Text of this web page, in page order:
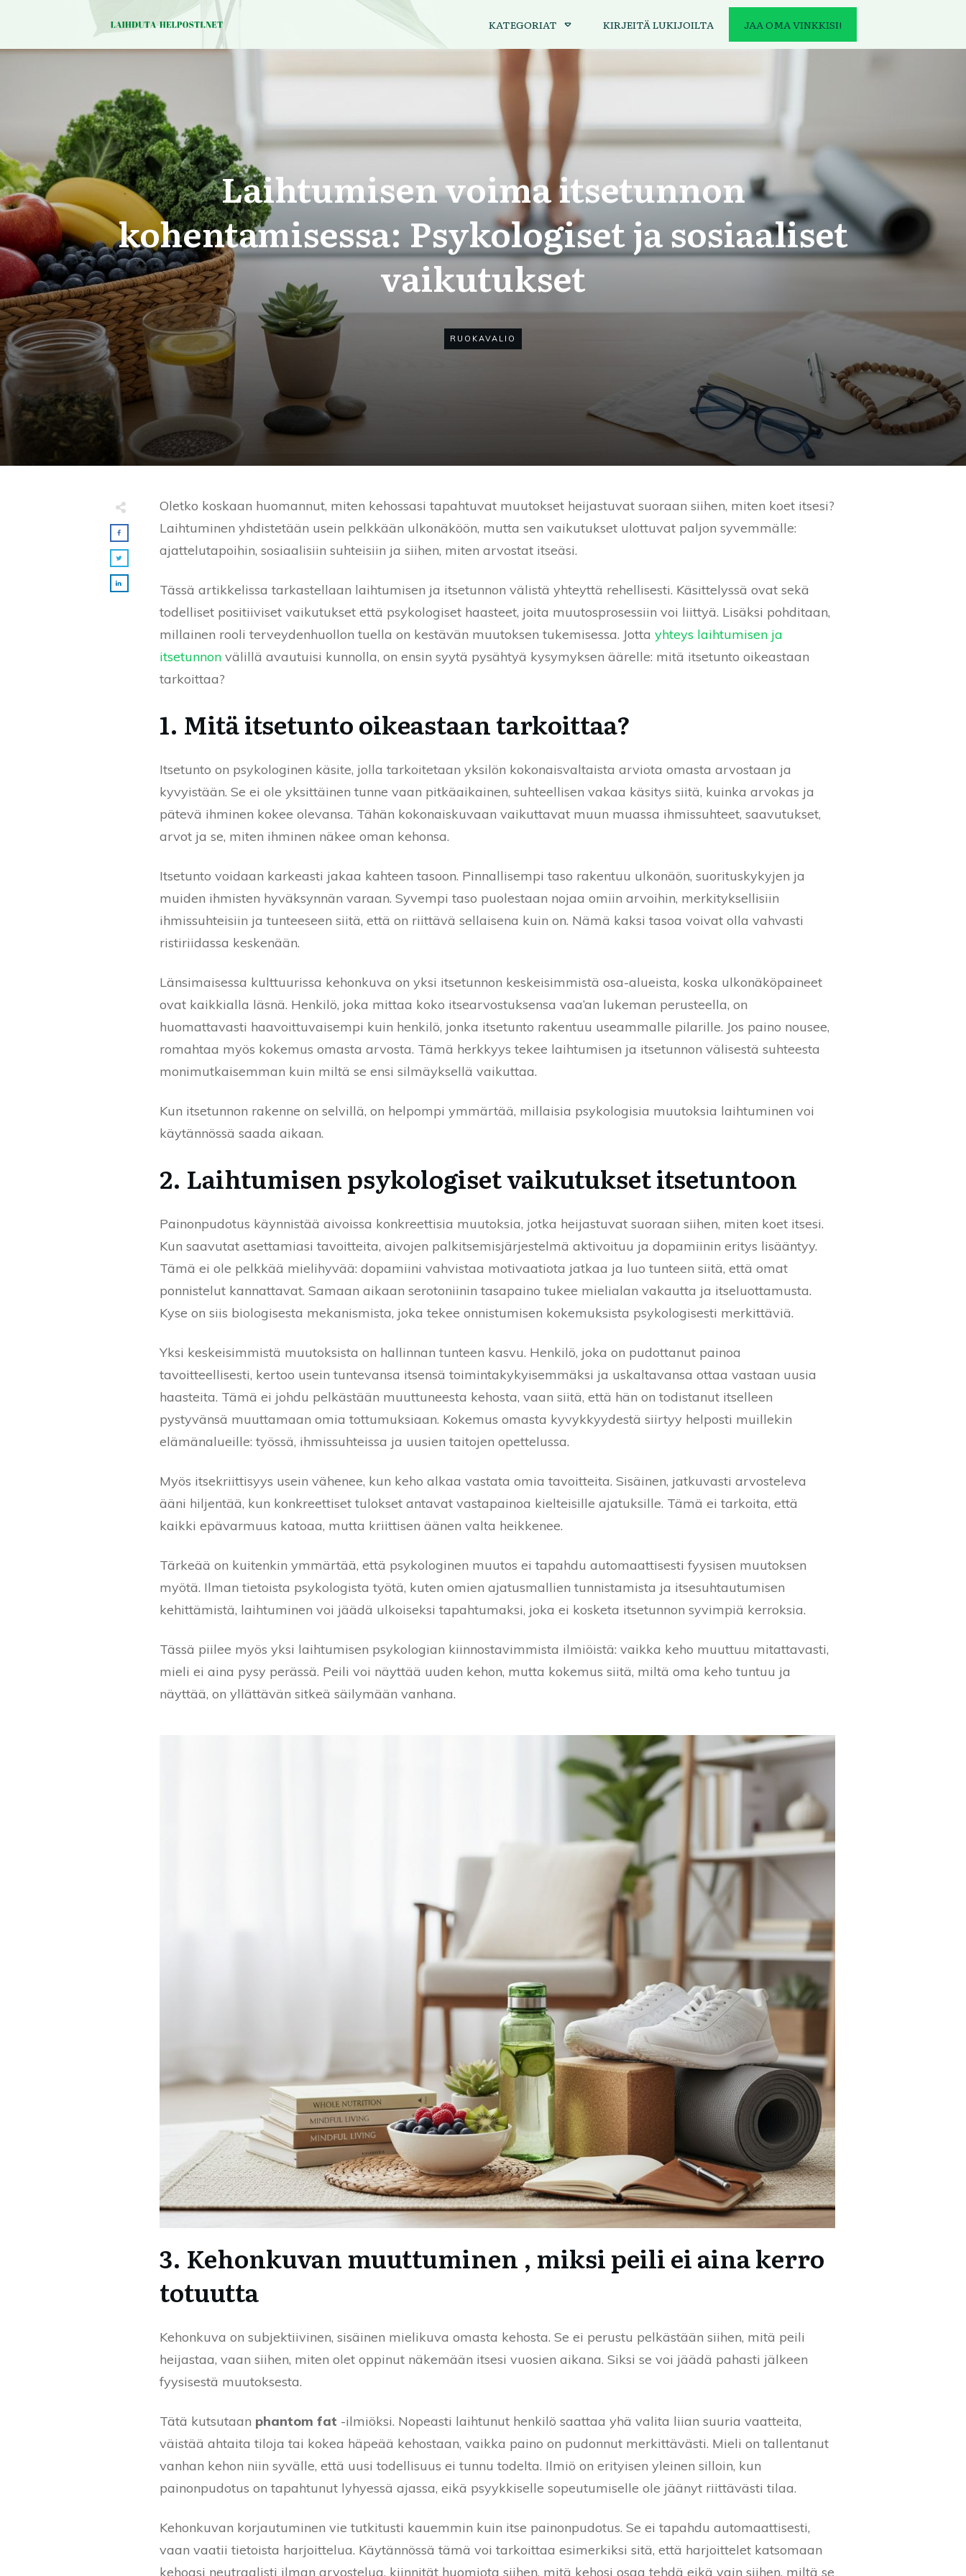
KATEGORIAT KIRJEITÄ LUKIJOILTA JAA OMA VINKKISI!
Laihtumisen voima itsetunnon
kohentamisessa: Psykologiset ja sosiaaliset
vaikutukset
RUOKAVALIO
Oletko koskaan huomannut, miten kehossasi tapahtuvat muutokset heijastuvat suoraan siihen, miten koet itsesi?
Laihtuminen yhdistetään usein pelkkään ulkonäköön, mutta sen vaikutukset ulottuvat paljon syvemmälle:
ajattelutapoihin, sosiaalisiin suhteisiin ja siihen, miten arvostat itseäsi.
Tässä artikkelissa tarkastellaan laihtumisen ja itsetunnon välistä yhteyttä rehellisesti. Käsittelyssä ovat sekä
todelliset positiiviset vaikutukset että psykologiset haasteet, joita muutosprosessiin voi liittyä. Lisäksi pohditaan,
millainen rooli terveydenhuollon tuella on kestävän muutoksen tukemisessa. Jotta yhteys laihtumisen ja
itsetunnon välillä avautuisi kunnolla, on ensin syytä pysähtyä kysymyksen äärelle: mitä itsetunto oikeastaan
tarkoittaa?
1. Mitä itsetunto oikeastaan tarkoittaa?
Itsetunto on psykologinen käsite, jolla tarkoitetaan yksilön kokonaisvaltaista arviota omasta arvostaan ja
kyvyistään. Se ei ole yksittäinen tunne vaan pitkäaikainen, suhteellisen vakaa käsitys siitä, kuinka arvokas ja
pätevä ihminen kokee olevansa. Tähän kokonaiskuvaan vaikuttavat muun muassa ihmissuhteet, saavutukset,
arvot ja se, miten ihminen näkee oman kehonsa.
Itsetunto voidaan karkeasti jakaa kahteen tasoon. Pinnallisempi taso rakentuu ulkonäön, suorituskykyjen ja
muiden ihmisten hyväksynnän varaan. Syvempi taso puolestaan nojaa omiin arvoihin, merkityksellisiin
ihmissuhteisiin ja tunteeseen siitä, että on riittävä sellaisena kuin on. Nämä kaksi tasoa voivat olla vahvasti
ristiriidassa keskenään.
Länsimaisessa kulttuurissa kehonkuva on yksi itsetunnon keskeisimmistä osa-alueista, koska ulkonäköpaineet
ovat kaikkialla läsnä. Henkilö, joka mittaa koko itsearvostuksensa vaa’an lukeman perusteella, on
huomattavasti haavoittuvaisempi kuin henkilö, jonka itsetunto rakentuu useammalle pilarille. Jos paino nousee,
romahtaa myös kokemus omasta arvosta. Tämä herkkyys tekee laihtumisen ja itsetunnon välisestä suhteesta
monimutkaisemman kuin miltä se ensi silmäyksellä vaikuttaa.
Kun itsetunnon rakenne on selvillä, on helpompi ymmärtää, millaisia psykologisia muutoksia laihtuminen voi
käytännössä saada aikaan.
2. Laihtumisen psykologiset vaikutukset itsetuntoon
Painonpudotus käynnistää aivoissa konkreettisia muutoksia, jotka heijastuvat suoraan siihen, miten koet itsesi.
Kun saavutat asettamiasi tavoitteita, aivojen palkitsemisjärjestelmä aktivoituu ja dopamiinin eritys lisääntyy.
Tämä ei ole pelkkää mielihyvää: dopamiini vahvistaa motivaatiota jatkaa ja luo tunteen siitä, että omat
ponnistelut kannattavat. Samaan aikaan serotoniinin tasapaino tukee mielialan vakautta ja itseluottamusta.
Kyse on siis biologisesta mekanismista, joka tekee onnistumisen kokemuksista psykologisesti merkittäviä.
Yksi keskeisimmistä muutoksista on hallinnan tunteen kasvu. Henkilö, joka on pudottanut painoa
tavoitteellisesti, kertoo usein tuntevansa itsensä toimintakykyisemmäksi ja uskaltavansa ottaa vastaan uusia
haasteita. Tämä ei johdu pelkästään muuttuneesta kehosta, vaan siitä, että hän on todistanut itselleen
pystyvänsä muuttamaan omia tottumuksiaan. Kokemus omasta kyvykkyydestä siirtyy helposti muillekin
elämänalueille: työssä, ihmissuhteissa ja uusien taitojen opettelussa.
Myös itsekriittisyys usein vähenee, kun keho alkaa vastata omia tavoitteita. Sisäinen, jatkuvasti arvosteleva
ääni hiljentää, kun konkreettiset tulokset antavat vastapainoa kielteisille ajatuksille. Tämä ei tarkoita, että
kaikki epävarmuus katoaa, mutta kriittisen äänen valta heikkenee.
Tärkeää on kuitenkin ymmärtää, että psykologinen muutos ei tapahdu automaattisesti fyysisen muutoksen
myötä. Ilman tietoista psykologista työtä, kuten omien ajatusmallien tunnistamista ja itsesuhtautumisen
kehittämistä, laihtuminen voi jäädä ulkoiseksi tapahtumaksi, joka ei kosketa itsetunnon syvimpiä kerroksia.
Tässä piilee myös yksi laihtumisen psykologian kiinnostavimmista ilmiöistä: vaikka keho muuttuu mitattavasti,
mieli ei aina pysy perässä. Peili voi näyttää uuden kehon, mutta kokemus siitä, miltä oma keho tuntuu ja
näyttää, on yllättävän sitkeä säilymään vanhana.
3. Kehonkuvan muuttuminen , miksi peili ei aina kerro
totuutta
Kehonkuva on subjektiivinen, sisäinen mielikuva omasta kehosta. Se ei perustu pelkästään siihen, mitä peili
heijastaa, vaan siihen, miten olet oppinut näkemään itsesi vuosien aikana. Siksi se voi jäädä pahasti jälkeen
fyysisestä muutoksesta.
Tätä kutsutaan phantom fat -ilmiöksi. Nopeasti laihtunut henkilö saattaa yhä valita liian suuria vaatteita,
väistää ahtaita tiloja tai kokea häpeää kehostaan, vaikka paino on pudonnut merkittävästi. Mieli on tallentanut
vanhan kehon niin syvälle, että uusi todellisuus ei tunnu todelta. Ilmiö on erityisen yleinen silloin, kun
painonpudotus on tapahtunut lyhyessä ajassa, eikä psyykkiselle sopeutumiselle ole jäänyt riittävästi tilaa.
Kehonkuvan korjautuminen vie tutkitusti kauemmin kuin itse painonpudotus. Se ei tapahdu automaattisesti,
vaan vaatii tietoista harjoittelua. Käytännössä tämä voi tarkoittaa esimerkiksi sitä, että harjoittelet katsomaan
kehoasi neutraalisti ilman arvostelua, kiinnität huomiota siihen, mitä kehosi osaa tehdä eikä vain siihen, miltä se